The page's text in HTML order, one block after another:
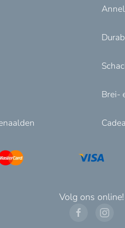
Brei-
Volg ons online!